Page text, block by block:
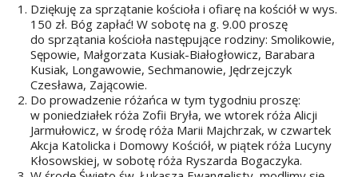
Dziękuję za sprzątanie kościoła i ofiarę na kościół w wys.
150 zł. Bóg zapłać! W sobotę na g. 9.00 proszę
do sprzątania kościoła następujące rodziny: Smolikowie,
Sępowie, Małgorzata Kusiak-Białogłowicz, Barabara
Kusiak, Longawowie, Sechmanowie, Jędrzejczyk
Czesława, Zającowie.
Do prowadzenie różańca w tym tygodniu proszę:
w poniedziałek róża Zofii Bryła, we wtorek róża Alicji
Jarmułowicz, w środę róża Marii Majchrzak, w czwartek
Akcja Katolicka i Domowy Kościół, w piątek róża Lucyny
Kłosowskiej, w sobotę róża Ryszarda Bogaczyka.